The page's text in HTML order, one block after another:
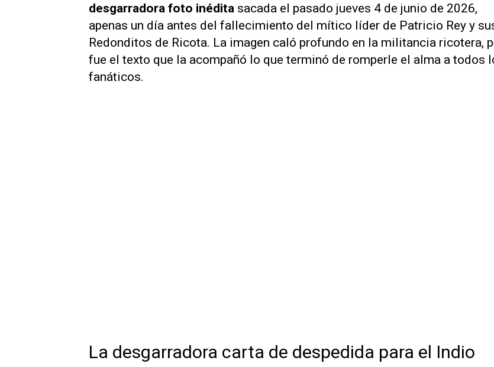
desgarradora foto inédita sacada el pasado jueves 4 de junio de 2026,
apenas un día antes del fallecimiento del mítico líder de Patricio Rey y
Redonditos de Ricota. La imagen caló profundo en la militancia ricotera,
fue el texto que la acompañó lo que terminó de romperle el alma a todos
fanáticos.
La desgarradora carta de despedida para el Indio